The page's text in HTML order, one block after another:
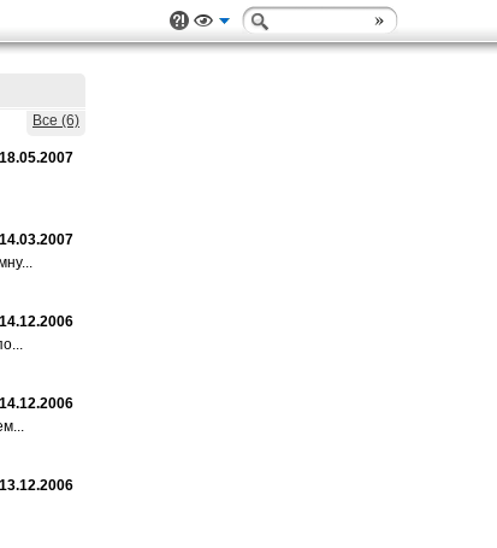
Все (6)
18.05.2007
14.03.2007
14.12.2006
14.12.2006
13.12.2006